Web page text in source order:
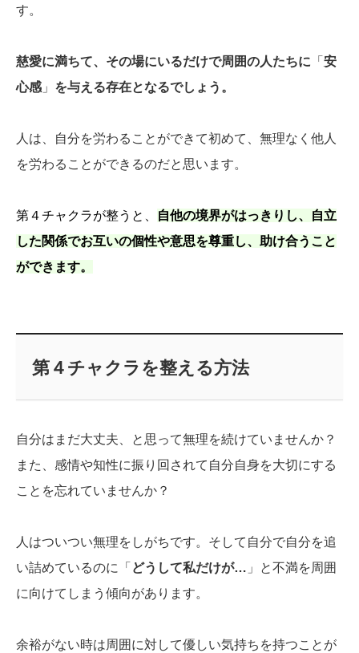
す。
慈愛に満ちて、その場にいるだけで周囲の人たちに 「 安
心感 」 を与える存在となるでしょう。
人は、自分を労わることができて初めて、無理なく他人
を労わることができるのだと思います。
第４チャクラが整うと、
自他の境界がはっきりし、自立
した関係でお互いの個性や意思を尊重し、助け合うこと
ができます。
第４チャクラを整える方法
自分はまだ大丈夫、と思って無理を続けていませんか？
また、感情や知性に振り回されて自分自身を大切にする
ことを忘れていませんか？
人はついつい無理をしがちです。そして自分で自分を追
い詰めているのに「 どうして私だけが… 」と不満を周囲
に向けてしまう傾向があります。
余裕がない時は周囲に対して優しい気持ちを持つことが